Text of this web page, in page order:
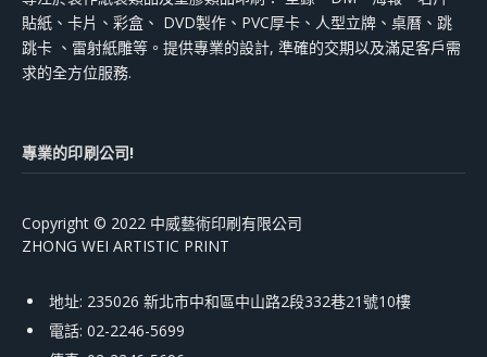
貼紙、卡片、彩盒、 DVD製作、PVC厚卡、人型立牌、桌曆、跳
跳卡 、雷射紙雕等。提供專業的設計, 準確的交期以及滿足客戶需
求的全方位服務.
專業的印刷公司!
Copyright © 2022 中威藝術印刷有限公司
ZHONG WEI ARTISTIC PRINT
地址: 235026 新北市中和區中山路2段332巷21號10樓
電話: 02-2246-5699